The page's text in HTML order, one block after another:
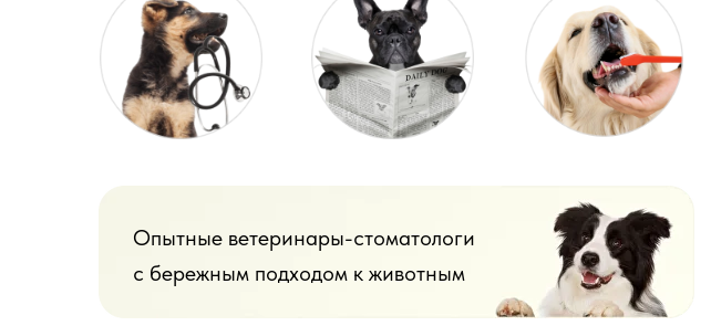
Опытные ветеринары-стоматологи
с бережным подходом к животным